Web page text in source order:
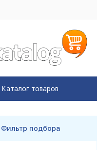
Каталог товаров
Фильтр подбора